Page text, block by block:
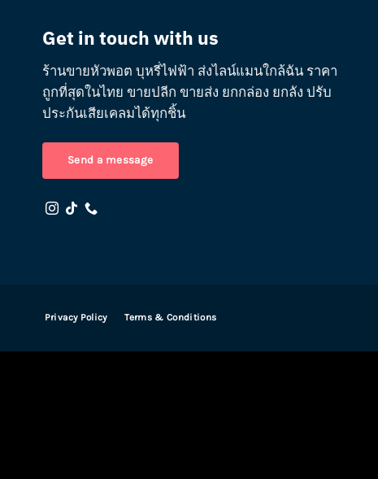
Get in touch with us
ร้านขายหัวพอต บุหรี่ไฟฟ้า ส่งไลน์แมนใกล้ฉัน ราคา
ถูกที่สุดในไทย ขายปลีก ขายส่ง ยกกล่อง ยกลัง ปรับ
ประกันเสียเคลมได้ทุกชิ้น
Send a message
Privacy Policy Terms & Conditions